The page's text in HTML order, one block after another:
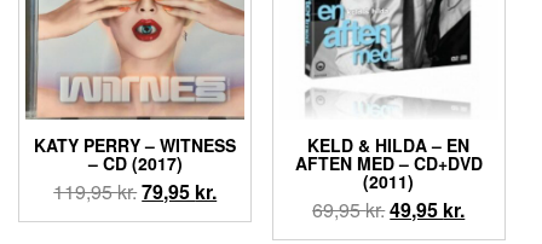
KATY PERRY – WITNESS
– CD (2017)
119,95kr.Den
oprindelige
79,95 kr.Den
aktuelle
KELD & HILDA – EN
AFTEN MED – CD+DVD
(2011)
69,95kr.Den
oprindelige
49,95 kr.Den
aktuelle